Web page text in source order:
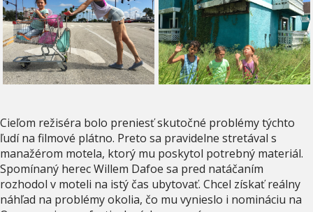
Cieľom režiséra bolo preniesť skutočné problémy týchto
ľudí na filmové plátno. Preto sa pravidelne stretával s
manažérom motela, ktorý mu poskytol potrebný materiál.
Spomínaný herec Willem Dafoe sa pred natáčaním
rozhodol v moteli na istý čas ubytovať. Chcel získať reálny
náhľad na problémy okolia, čo mu vynieslo i nomináciu na